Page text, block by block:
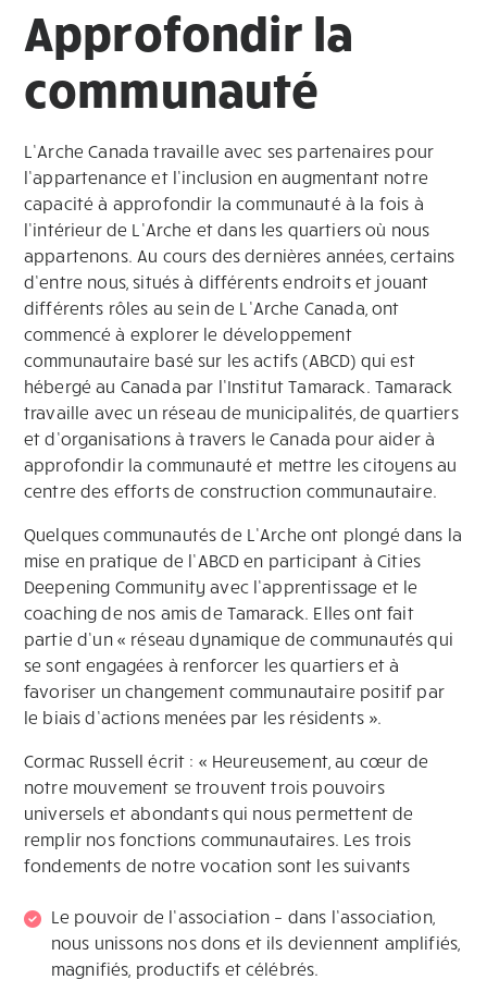
Approfondir la
communauté
L’Arche Canada travaille avec ses partenaires pour
l’appartenance et l’inclusion en augmentant notre
capacité à approfondir la communauté à la fois à
l’intérieur de L’Arche et dans les quartiers où nous
appartenons. Au cours des dernières années, certains
d’entre nous, situés à différents endroits et jouant
différents rôles au sein de L’Arche Canada, ont
commencé à explorer le développement
communautaire basé sur les actifs (ABCD) qui est
hébergé au Canada par l’Institut Tamarack. Tamarack
travaille avec un réseau de municipalités, de quartiers
et d’organisations à travers le Canada pour aider à
approfondir la communauté et mettre les citoyens au
centre des efforts de construction communautaire.
Quelques communautés de L’Arche ont plongé dans la
mise en pratique de l’ABCD en participant à Cities
Deepening Community avec l’apprentissage et le
coaching de nos amis de Tamarack. Elles ont fait
partie d’un « réseau dynamique de communautés qui
se sont engagées à renforcer les quartiers et à
favoriser un changement communautaire positif par
le biais d’actions menées par les résidents ».
Cormac Russell écrit : « Heureusement, au cœur de
notre mouvement se trouvent trois pouvoirs
universels et abondants qui nous permettent de
remplir nos fonctions communautaires. Les trois
fondements de notre vocation sont les suivants
Le pouvoir de l’association – dans l’association,
nous unissons nos dons et ils deviennent amplifiés,
magnifiés, productifs et célébrés.